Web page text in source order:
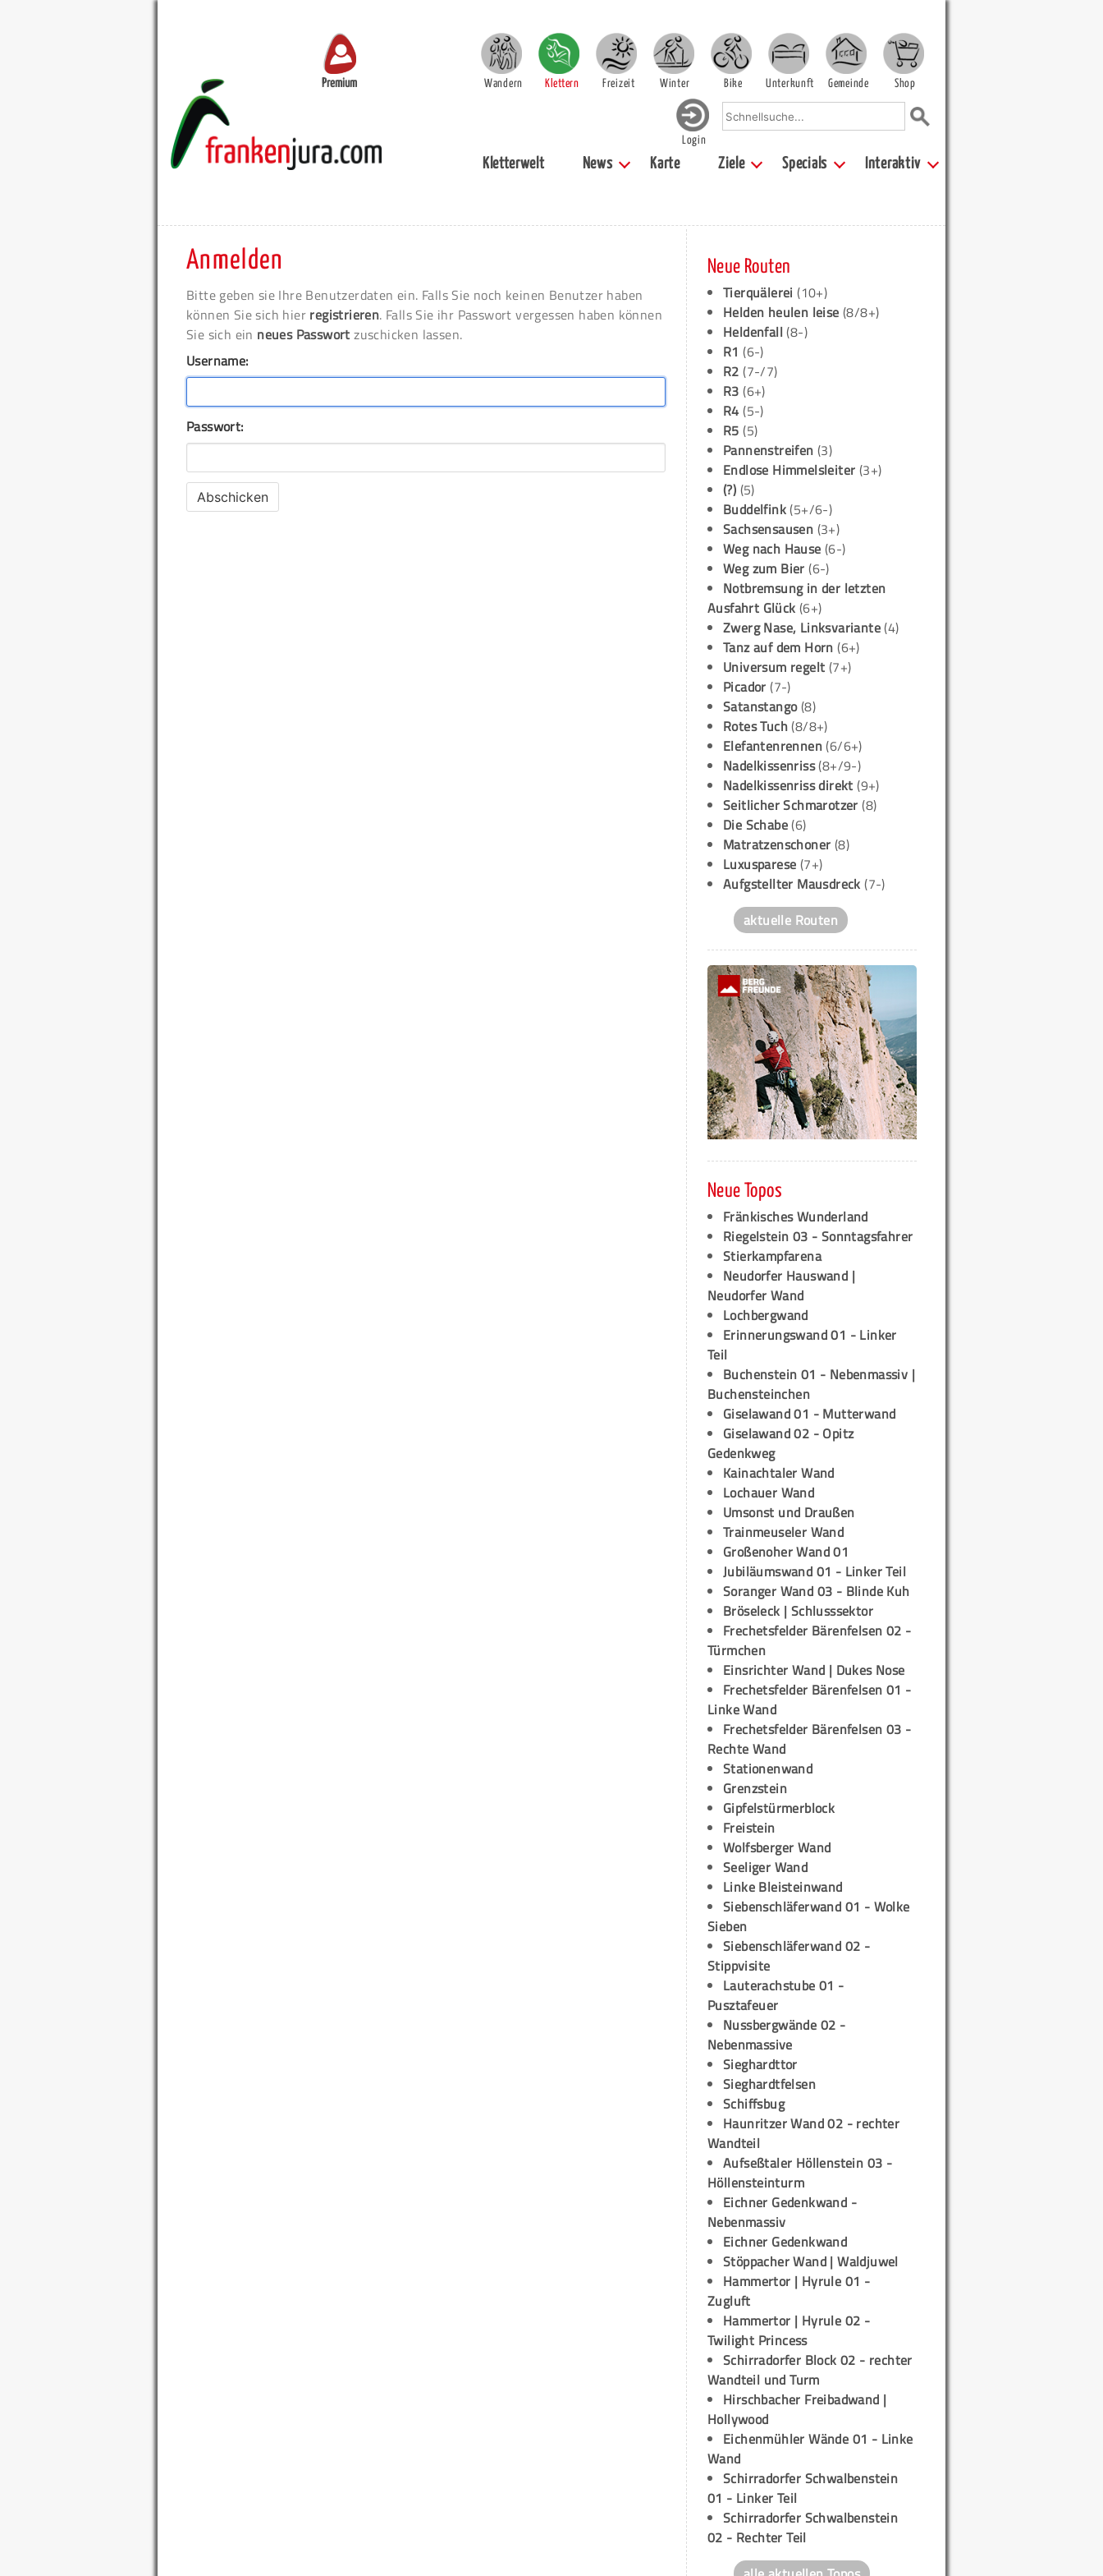
Premium Wandern Klettern Freizeit Winter Bike Unterkunft Gemeinde Shop
Login
Kletterwelt News Karte Ziele Specials Interaktiv
Anmelden
Bitte geben sie Ihre Benutzerdaten ein. Falls Sie noch keinen Benutzer haben
können Sie sich hier registrieren. Falls Sie ihr Passwort vergessen haben können
Sie sich ein neues Passwort zuschicken lassen.
Username:
Passwort:
Neue Routen
Tierquälerei (10+)
Helden heulen leise(8/8+)
Heldenfall(8-)
R1 (6-)
R2 (7-/7)
R3 (6+)
R4 (5-)
R5 (5)
Pannenstreifen (3)
Endlose Himmelsleiter (3+)
(?) (5)
Buddelfink(5+/6-)
Sachsensausen (3+)
Weg nach Hause (6-)
Weg zum Bier (6-)
Notbremsung in der letzten
Ausfahrt Glück (6+)
Zwerg Nase, Linksvariante(4)
Tanz auf dem Horn (6+)
Universum regelt (7+)
Picador (7-)
Satanstango(8)
Rotes Tuch(8/8+)
Elefantenrennen(6/6+)
Nadelkissenriss(8+/9-)
Nadelkissenriss direkt (9+)
Seitlicher Schmarotzer (8)
Die Schabe(6)
Matratzenschoner (8)
Luxusparese (7+)
Aufgstellter Mausdreck (7-)
aktuelle Routen
Neue Topos
Fränkisches Wunderland
Riegelstein 03 - Sonntagsfahrer
Stierkampfarena
Neudorfer Hauswand |
Neudorfer Wand
Lochbergwand
Erinnerungswand 01 - Linker
Teil
Buchenstein 01 - Nebenmassiv |
Buchensteinchen
Giselawand 01 - Mutterwand
Giselawand 02 - Opitz
Gedenkweg
Kainachtaler Wand
Lochauer Wand
Umsonst und Draußen
Trainmeuseler Wand
Großenoher Wand 01
Jubiläumswand 01 - Linker Teil
Soranger Wand 03 - Blinde Kuh
Bröseleck | Schlusssektor
Frechetsfelder Bärenfelsen 02 -
Türmchen
Einsrichter Wand | Dukes Nose
Frechetsfelder Bärenfelsen 01 -
Linke Wand
Frechetsfelder Bärenfelsen 03 -
Rechte Wand
Stationenwand
Grenzstein
Gipfelstürmerblock
Freistein
Wolfsberger Wand
Seeliger Wand
Linke Bleisteinwand
Siebenschläferwand 01 - Wolke
Sieben
Siebenschläferwand 02 -
Stippvisite
Lauterachstube 01 -
Pusztafeuer
Nussbergwände 02 -
Nebenmassive
Sieghardttor
Sieghardtfelsen
Schiffsbug
Haunritzer Wand 02 - rechter
Wandteil
Aufseßtaler Höllenstein 03 -
Höllensteinturm
Eichner Gedenkwand -
Nebenmassiv
Eichner Gedenkwand
Stöppacher Wand | Waldjuwel
Hammertor | Hyrule 01 -
Zugluft
Hammertor | Hyrule 02 -
Twilight Princess
Schirradorfer Block 02 - rechter
Wandteil und Turm
Hirschbacher Freibadwand |
Hollywood
Eichenmühler Wände 01 - Linke
Wand
Schirradorfer Schwalbenstein
01 - Linker Teil
Schirradorfer Schwalbenstein
02 - Rechter Teil